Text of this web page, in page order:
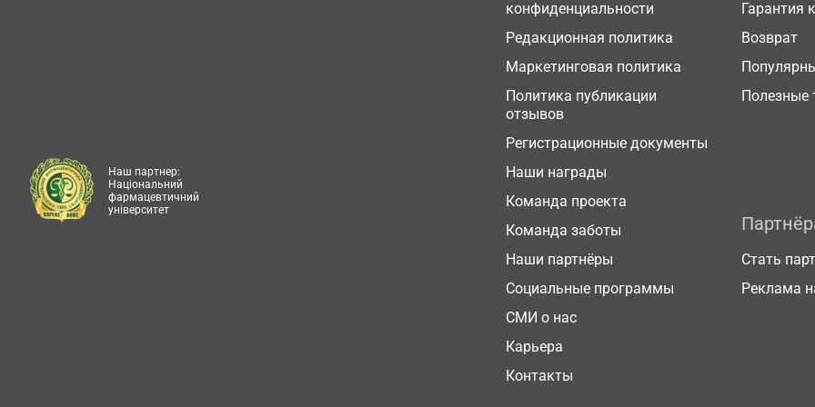
конфиденциальности
Редакционная политика
Маркетинговая политика
Политика публикации
отзывов
Регистрационные документы
Наши награды
Команда проекта
Команда заботы
Наши партнёры
Социальные программы
СМИ о нас
Карьера
Контакты
Гарантия
Возврат
Полезные
Стать
Реклама
Наш партнер:
Національний
фармацевтичний
університет